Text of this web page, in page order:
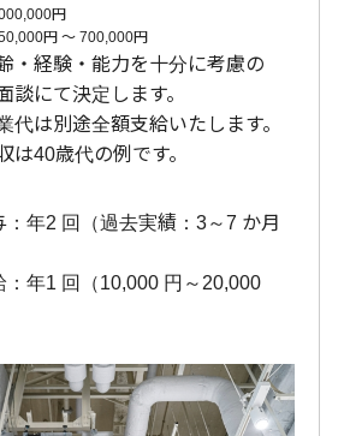
円
円 〜 700,000円
・経験・能力を十分に考慮の
談にて決定します。
代は別途全額支給いたします。
は40歳代の例です。
：年2 回（過去実績：3～7 か月
：年1 回（10,000 円～20,000